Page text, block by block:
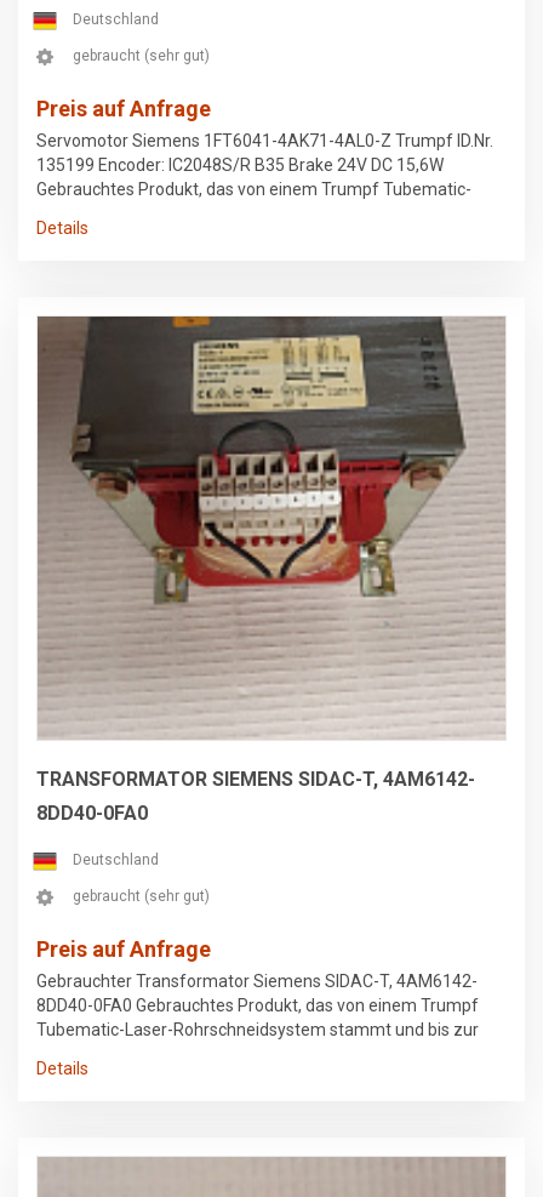
Deutschland
gebraucht (sehr gut)
Preis auf Anfrage
Servomotor Siemens 1FT6041-4AK71-4AL0-Z Trumpf ID.Nr.
135199 Encoder: IC2048S/R B35 Brake 24V DC 15,6W
Gebrauchtes Produkt, das von einem Trumpf Tubematic-
Betrieb war.
Details
TRANSFORMATOR SIEMENS SIDAC-T, 4AM6142-
8DD40-0FA0
Deutschland
gebraucht (sehr gut)
Preis auf Anfrage
Gebrauchter Transformator Siemens SIDAC-T, 4AM6142-
8DD40-0FA0 Gebrauchtes Produkt, das von einem Trumpf
Tubematic-Laser-Rohrschneidsystem stammt und bis zur
Details